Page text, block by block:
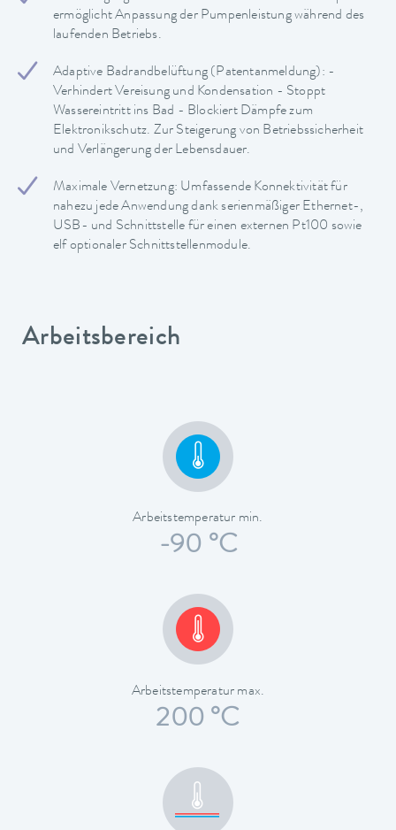
ermöglicht Anpassung der Pumpenleistung während des
laufenden Betriebs.
Adaptive Badrandbelüftung (Patentanmeldung): -
Verhindert Vereisung und Kondensation - Stoppt
Wassereintritt ins Bad - Blockiert Dämpfe zum
Elektronikschutz. Zur Steigerung von Betriebssicherheit
und Verlängerung der Lebensdauer.
Maximale Vernetzung: Umfassende Konnektivität für
nahezu jede Anwendung dank serienmäßiger Ethernet-,
USB- und Schnittstelle für einen externen Pt100 sowie
elf optionaler Schnittstellenmodule.
Arbeitsbereich
Arbeitstemperatur min.
-90 °C
Arbeitstemperatur max.
200 °C